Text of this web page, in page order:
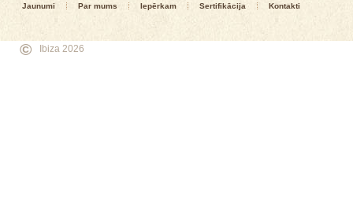
Jaunumi Par mums Iepērkam Sertifikācija Kontakti
© Ibiza 2026